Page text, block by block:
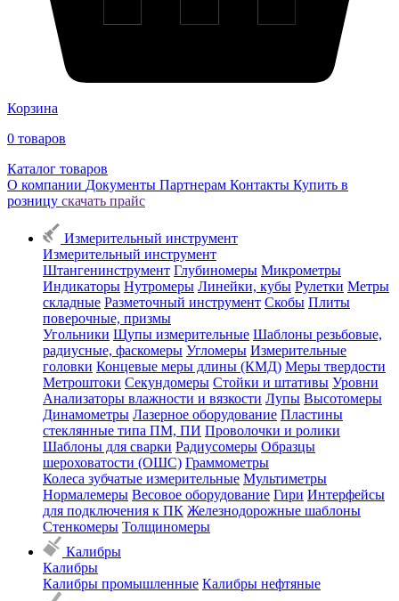
Корзина
0 товаров
Каталог товаров
О компании Документы Партнерам Контакты Купить в
розницу скачать прайс
Измерительный инструмент
Измерительный инструмент
Штангенинструмент Глубиномеры Микрометры
Индикаторы Нутромеры Линейки, кубы Рулетки Метры
складные Разметочный инструмент Скобы Плиты
поверочные, призмы
Угольники Щупы измерительные Шаблоны резьбовые,
радиусные, фаскомеры Угломеры Измерительные
головки Концевые меры длины (КМД) Меры твердости
Метроштоки Секундомеры Стойки и штативы Уровни
Анализаторы влажности и вязкости Лупы Высотомеры
Динамометры Лазерное оборудование Пластины
стеклянные типа ПМ, ПИ Проволочки и ролики
Шаблоны для сварки Радиусомеры Образцы
шероховатости (ОШС) Граммометры
Колеса зубчатые измерительные Мультиметры
Нормалемеры Весовое оборудование Гири Интерфейсы
для подключения к ПК Железнодорожные шаблоны
Стенкомеры Толщиномеры
Калибры
Калибры
Калибры промышленные Калибры нефтяные